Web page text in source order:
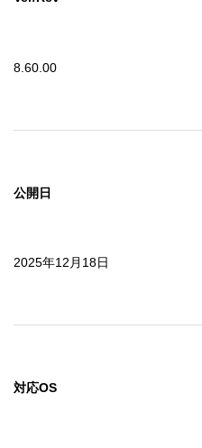
8.60.00
公開日
2025年12月18日
対応OS